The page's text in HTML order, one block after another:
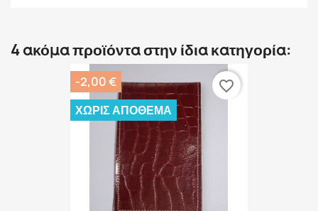
4 ακόμα προϊόντα στην ίδια κατηγορία:
-2,00 €
ΧΩΡΊΣ ΑΠΌΘΕΜΑ
favorite_border